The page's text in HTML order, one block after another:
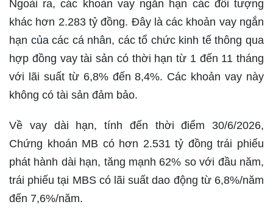
Ngoài ra, các khoàn vay ngắn hạn các đối tượng
khác hơn 2.283 tỷ đồng. Đây là các khoản vay ngắn
hạn của các cá nhân, các tổ chức kinh tế thông qua
hợp đồng vay tài sản có thời hạn từ 1 đến 11 tháng
với lãi suất từ 6,8% đến 8,4%. Các khoản vay này
không có tài sản đảm bảo.
Về vay dài hạn, tính đến thời điểm 30/6/2026,
Chứng khoán MB có hơn 2.531 tỷ đồng trái phiếu
phát hành dài hạn, tăng mạnh 62% so với đầu năm,
trái phiếu tại MBS có lãi suất dao động từ 6,8%/năm
đến 7,6%/năm.